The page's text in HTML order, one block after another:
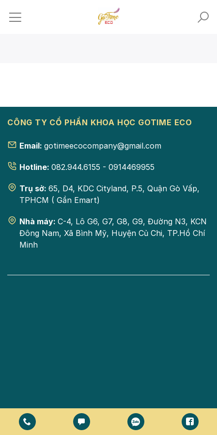
CÔNG TY CỔ PHẦN KHOA HỌC GOTIME ECO
Email: gotimeecocompany@gmail.com
Hotline: 082.944.6155 - 0914469955
Trụ sở: 65, D4, KDC Cityland, P.5, Quận Gò Vấp,
TPHCM ( Gần Emart)
Nhà máy: C-4, Lô G6, G7, G8, G9, Đường N3, KCN
Đông Nam, Xã Bình Mỹ, Huyện Củ Chi, TP.Hồ Chí
Minh